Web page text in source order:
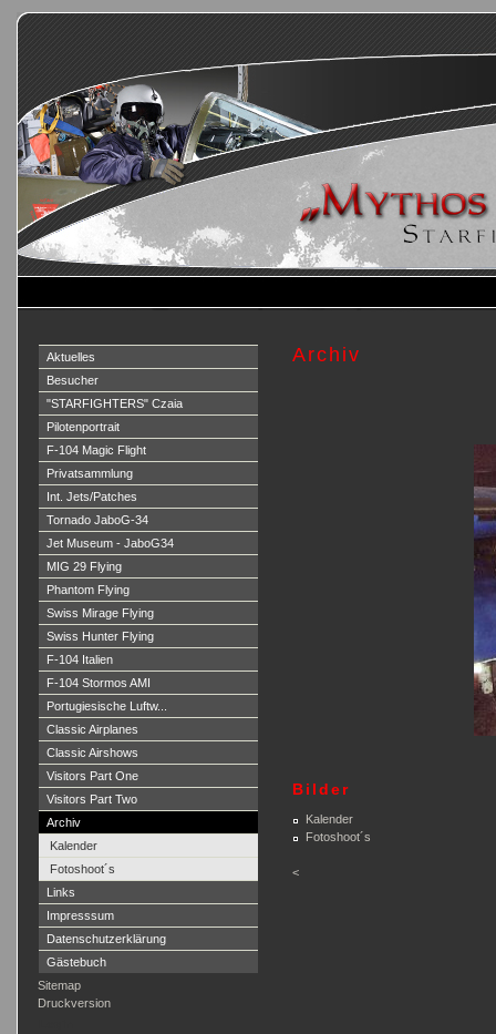
Aktuelles
Besucher
"STARFIGHTERS" Czaia
Pilotenportrait
F-104 Magic Flight
Privatsammlung
Int. Jets/Patches
Tornado JaboG-34
Jet Museum - JaboG34
MIG 29 Flying
Phantom Flying
Swiss Mirage Flying
Swiss Hunter Flying
F-104 Italien
F-104 Stormos AMI
Portugiesische Luftw...
Classic Airplanes
Classic Airshows
Visitors Part One
Visitors Part Two
Archiv
Kalender
Fotoshoot´s
Links
Impresssum
Datenschutzerklärung
Gästebuch
Sitemap
Druckversion
Archiv
Bilder
Kalender
Fotoshoot´s
<